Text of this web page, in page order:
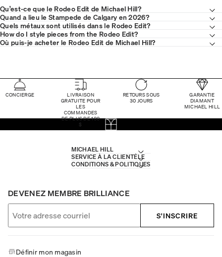
Qu’est-ce que le Rodeo Edit de Michael Hill?
Quand a lieu le Stampede de Calgary en 2026?
Quels métaux sont utilisés dans le Rodeo Edit?
How do I style pieces from the Rodeo Edit?
Où puis-je acheter le Rodeo Edit de Michael Hill?
CONCIERGE
LIVRAISON
GRATUITE POUR
LES
COMMANDES
DE PLUS DE 100
$
RETOURS SOUS
30 JOURS
GARANTIE
DIAMANT
MICHAEL HILL
MICHAEL HILL
SERVICE À LA CLIENTÈLE
CONDITIONS & POLITIQUES
DEVENEZ MEMBRE BRILLIANCE
S'INSCRIRE
Définir mon magasin